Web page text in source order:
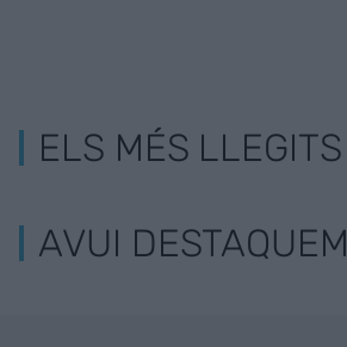
ELS MÉS LLEGITS
AVUI DESTAQUEM